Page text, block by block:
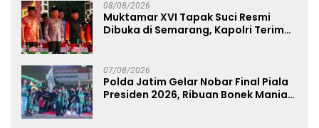
08/08/2026
Muktamar XVI Tapak Suci Resmi
Dibuka di Semarang, Kapolri Terima
07/08/2026
Polda Jatim Gelar Nobar Final Piala
Presiden 2026, Ribuan Bonek Mania